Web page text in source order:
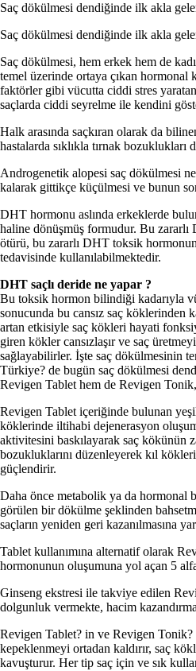
Saç dökülmesi dendiğinde ilk akla
Saç dökülmesi dendiğinde ilk akla
Saç dökülmesi, hem erkek hem de
temel üzerinde ortaya çıkan hormonal
faktörler gibi vücutta ciddi stres
saçlarda ciddi seyrelme ile kendini
Halk arasında saçkıran olarak da
hastalarda sıklıkla tırnak bozuklukları
Androgenetik alopesi saç dökülmesi
kalarak gittikçe küçülmesi ve bunun
DHT hormonu aslında erkeklerde
haline dönüşmüş formudur. Bu zararlı
ötürü, bu zararlı DHT toksik
tedavisinde kullanılabilmektedir.
DHT saçlı deride ne yapar ?
Bu toksik hormon bilindiği kadarıyla
sonucunda bu cansız saç köklerinden
artan etkisiyle saç kökleri hayati
giren kökler cansızlaşır ve saç
sağlayabilirler. İşte saç dökülmesinin
Türkiye? de bugün saç dökülmesi
Revigen Tablet hem de Revigen
Revigen Tablet içeriğinde bulunan
köklerinde iltihabi dejenerasyon
aktivitesini baskılayarak saç kökünün
bozukluklarını düzenleyerek kıl
güçlendirir.
Daha önce metabolik ya da hormonal
görülen bir dökülme şeklinden
saçların yeniden geri kazanılmasına
Tablet kullanımına alternatif olarak
hormonunun oluşumuna yol açan 5
Ginseng ekstresi ile takviye edilen
dolgunluk vermekte, hacim
Revigen Tablet? in ve Revigen
kepeklenmeyi ortadan kaldırır, saç
kavuşturur. Her tip saç için ve sık